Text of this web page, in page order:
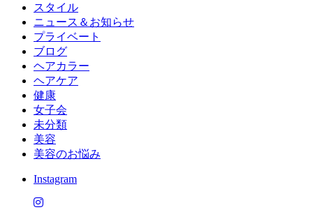
スタイル
ニュース＆お知らせ
プライベート
ブログ
ヘアカラー
ヘアケア
健康
女子会
未分類
美容
美容のお悩み
Instagram